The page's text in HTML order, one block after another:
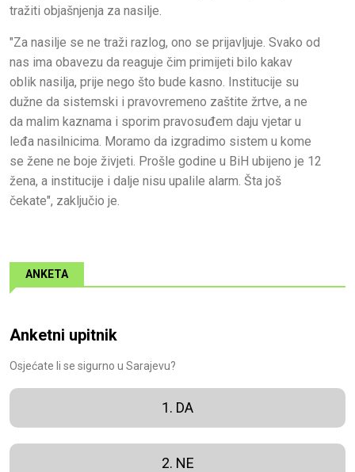
tražiti objašnjenja za nasilje.
"Za nasilje se ne traži razlog, ono se prijavljuje. Svako od
nas ima obavezu da reaguje čim primijeti bilo kakav
oblik nasilja, prije nego što bude kasno. Institucije su
dužne da sistemski i pravovremeno zaštite žrtve, a ne
da malim kaznama i sporim pravosuđem daju vjetar u
leđa nasilnicima. Moramo da izgradimo sistem u kome
se žene ne boje živjeti. Prošle godine u BiH ubijeno je 12
žena, a institucije i dalje nisu upalile alarm. Šta još
čekate", zaključio je.
ANKETA
Anketni upitnik
Osjećate li se sigurno u Sarajevu?
1. DA
2. NE